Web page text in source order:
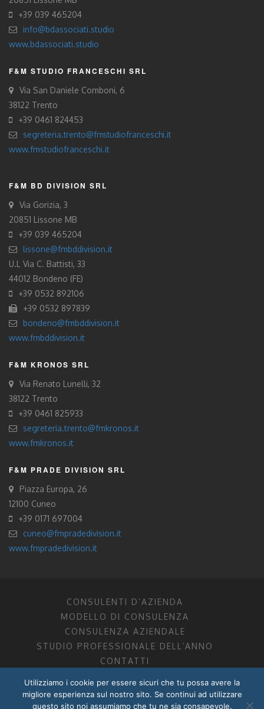
+39 039 465204
info@bdassociati.studio
www.bdassociati.studio
F&M STUDIO FRANCESCHI SRL
Via San Daniele Comboni, 6
38122 Trento
+39 0461 824453
segreteria.trento@fmstudiofranceschi.it
www.fmstudiofranceschi.it
F&M BD DIVISION SRL
Via Gorizia, 3
20851 Lissone MB
+39 039 465204
lissone@fmbddivision.it
U.L Via C. Battisti, 33
44012 Bondeno (FE)
+39 0532 892106
+39 0532 897839
bondeno@fmbddivision.it
www.fmbddivision.it
F&M KRONOS SRL
Via Renato Lunelli, 32
38122 Trento
+39 0461 825933
segreteria.trento@fmkronos.it
www.fmkronos.it
F&M PRADE DIVISION SRL
Piazza Europa, 26
12100 Cuneo
+39 0171 697004
cuneo@fmpradedivision.it
www.fmpradedivision.it
CONSULENTI D’AZIENDA
MODELLO DI CONSULENZA
CONSULENZA AZIENDALE
STUDIO PROFESSIONALE DELL’ANNO
CONTATTI
FM CONSULENTI D’AZIENDA SOCIETÀ TRA PROFESSIONISTI
DOTTORI COMMERCIALISTI MANTOVA, PORDENONE, TRENTO
Utilizziamo i cookie per essere sicuri che tu possa avere la
migliore esperienza sul nostro sito. Se continui ad utilizzare
questo sito noi assumiamo che tu ne sia consapevole.